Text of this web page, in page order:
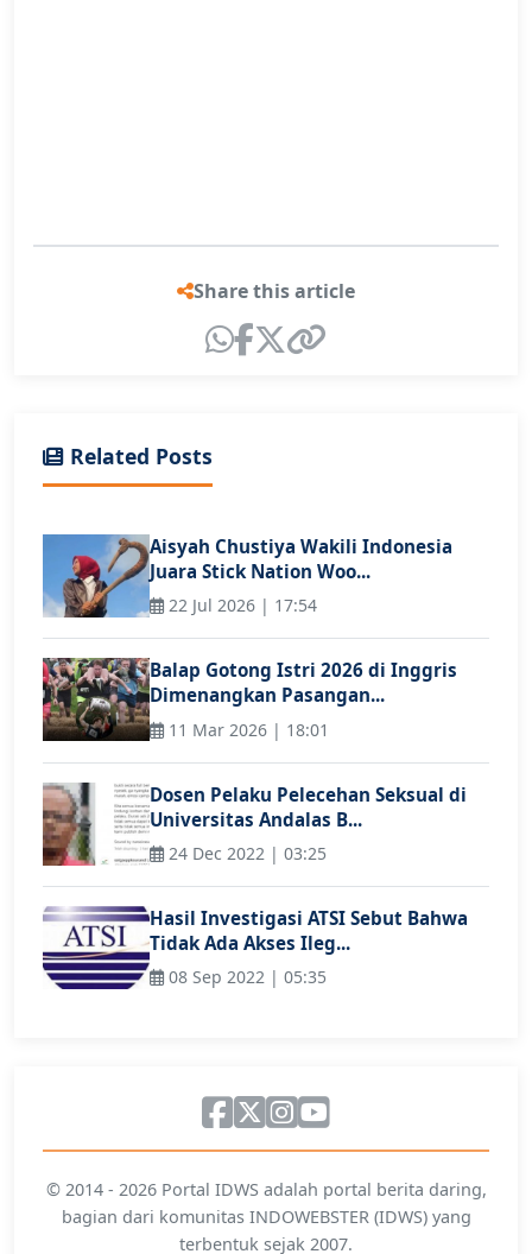
Share this article
Related Posts
Aisyah Chustiya Wakili Indonesia
Juara Stick Nation Woo...
22 Jul 2026 | 17:54
Balap Gotong Istri 2026 di Inggris
Dimenangkan Pasangan...
11 Mar 2026 | 18:01
Dosen Pelaku Pelecehan Seksual di
Universitas Andalas B...
24 Dec 2022 | 03:25
Hasil Investigasi ATSI Sebut Bahwa
Tidak Ada Akses Ileg...
08 Sep 2022 | 05:35
© 2014 - 2026 Portal IDWS adalah portal berita daring,
bagian dari komunitas INDOWEBSTER (IDWS) yang
terbentuk sejak 2007.